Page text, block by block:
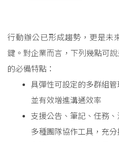
行動辦公已形成趨勢，更是未
鍵。對企業而言，下列幾點可
的必備特點：
具彈性可設定的多群組
並有效增進溝通效率
支援公告、筆記、任務
多種團隊協作工具，充